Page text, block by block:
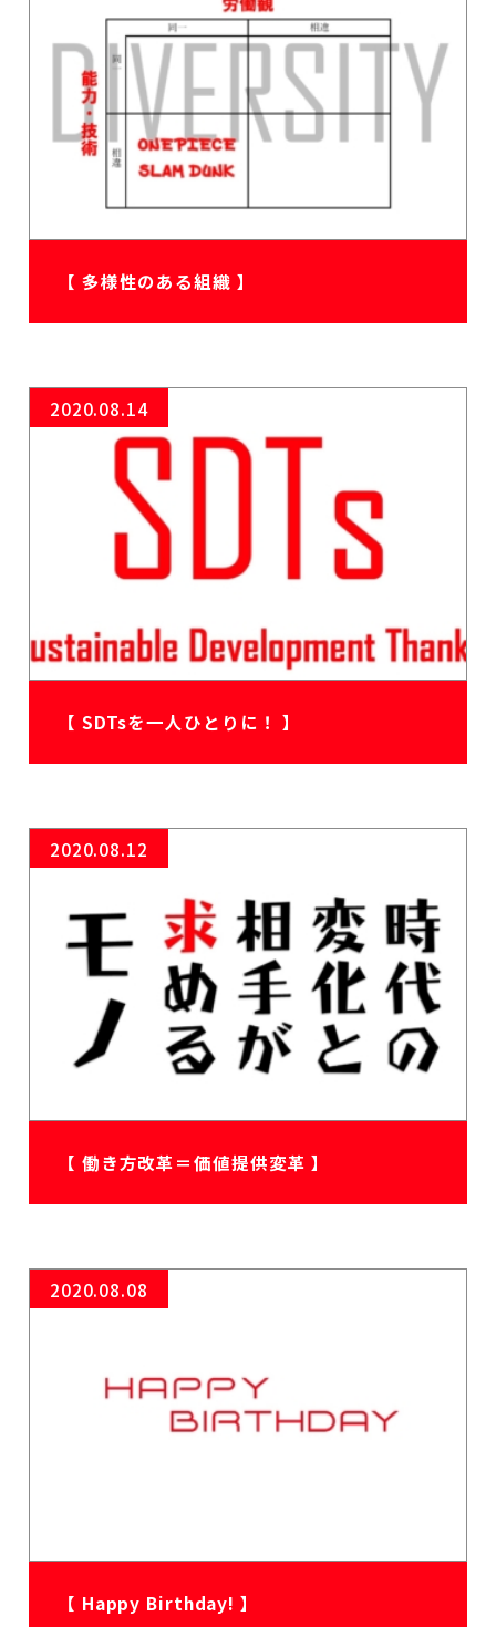
【 多様性のある組織 】
2020.08.14
【 SDTsを一人ひとりに！ 】
2020.08.12
【 働き方改革＝価値提供変革 】
2020.08.08
【 Happy Birthday! 】